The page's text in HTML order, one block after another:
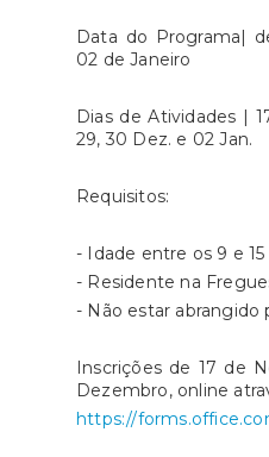
Data do Programa|
02 de Janeiro
Dias de Atividades |
29, 30 Dez. e 02 Jan.
Requisitos:
- Idade entre os 9 e 15
- Residente na
- Não estar abrangido
Inscrições de 17 de
Dezembro, online
https://